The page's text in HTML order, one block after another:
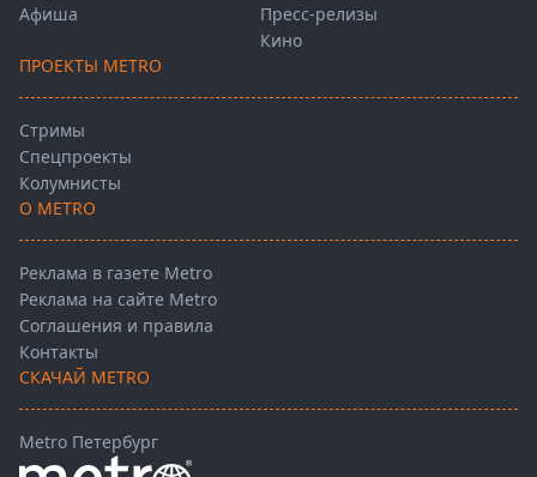
Афиша
Пресс-релизы
Кино
ПРОЕКТЫ METRO
Стримы
Спецпроекты
Колумнисты
О METRO
Реклама в газете Metro
Реклама на сайте Metro
Соглашения и правила
Контакты
СКАЧАЙ METRO
Metro Петербург